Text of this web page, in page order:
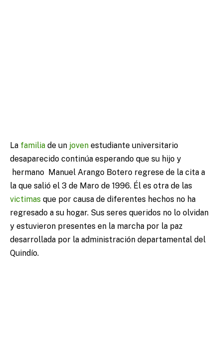
La familia de un joven estudiante universitario
desaparecido continúa esperando que su hijo y
hermano Manuel Arango Botero regrese de la cita a
la que salió el 3 de Maro de 1996. Él es otra de las
victimas que por causa de diferentes hechos no ha
regresado a su hogar. Sus seres queridos no lo olvidan
y estuvieron presentes en la marcha por la paz
desarrollada por la administración departamental del
Quindío.